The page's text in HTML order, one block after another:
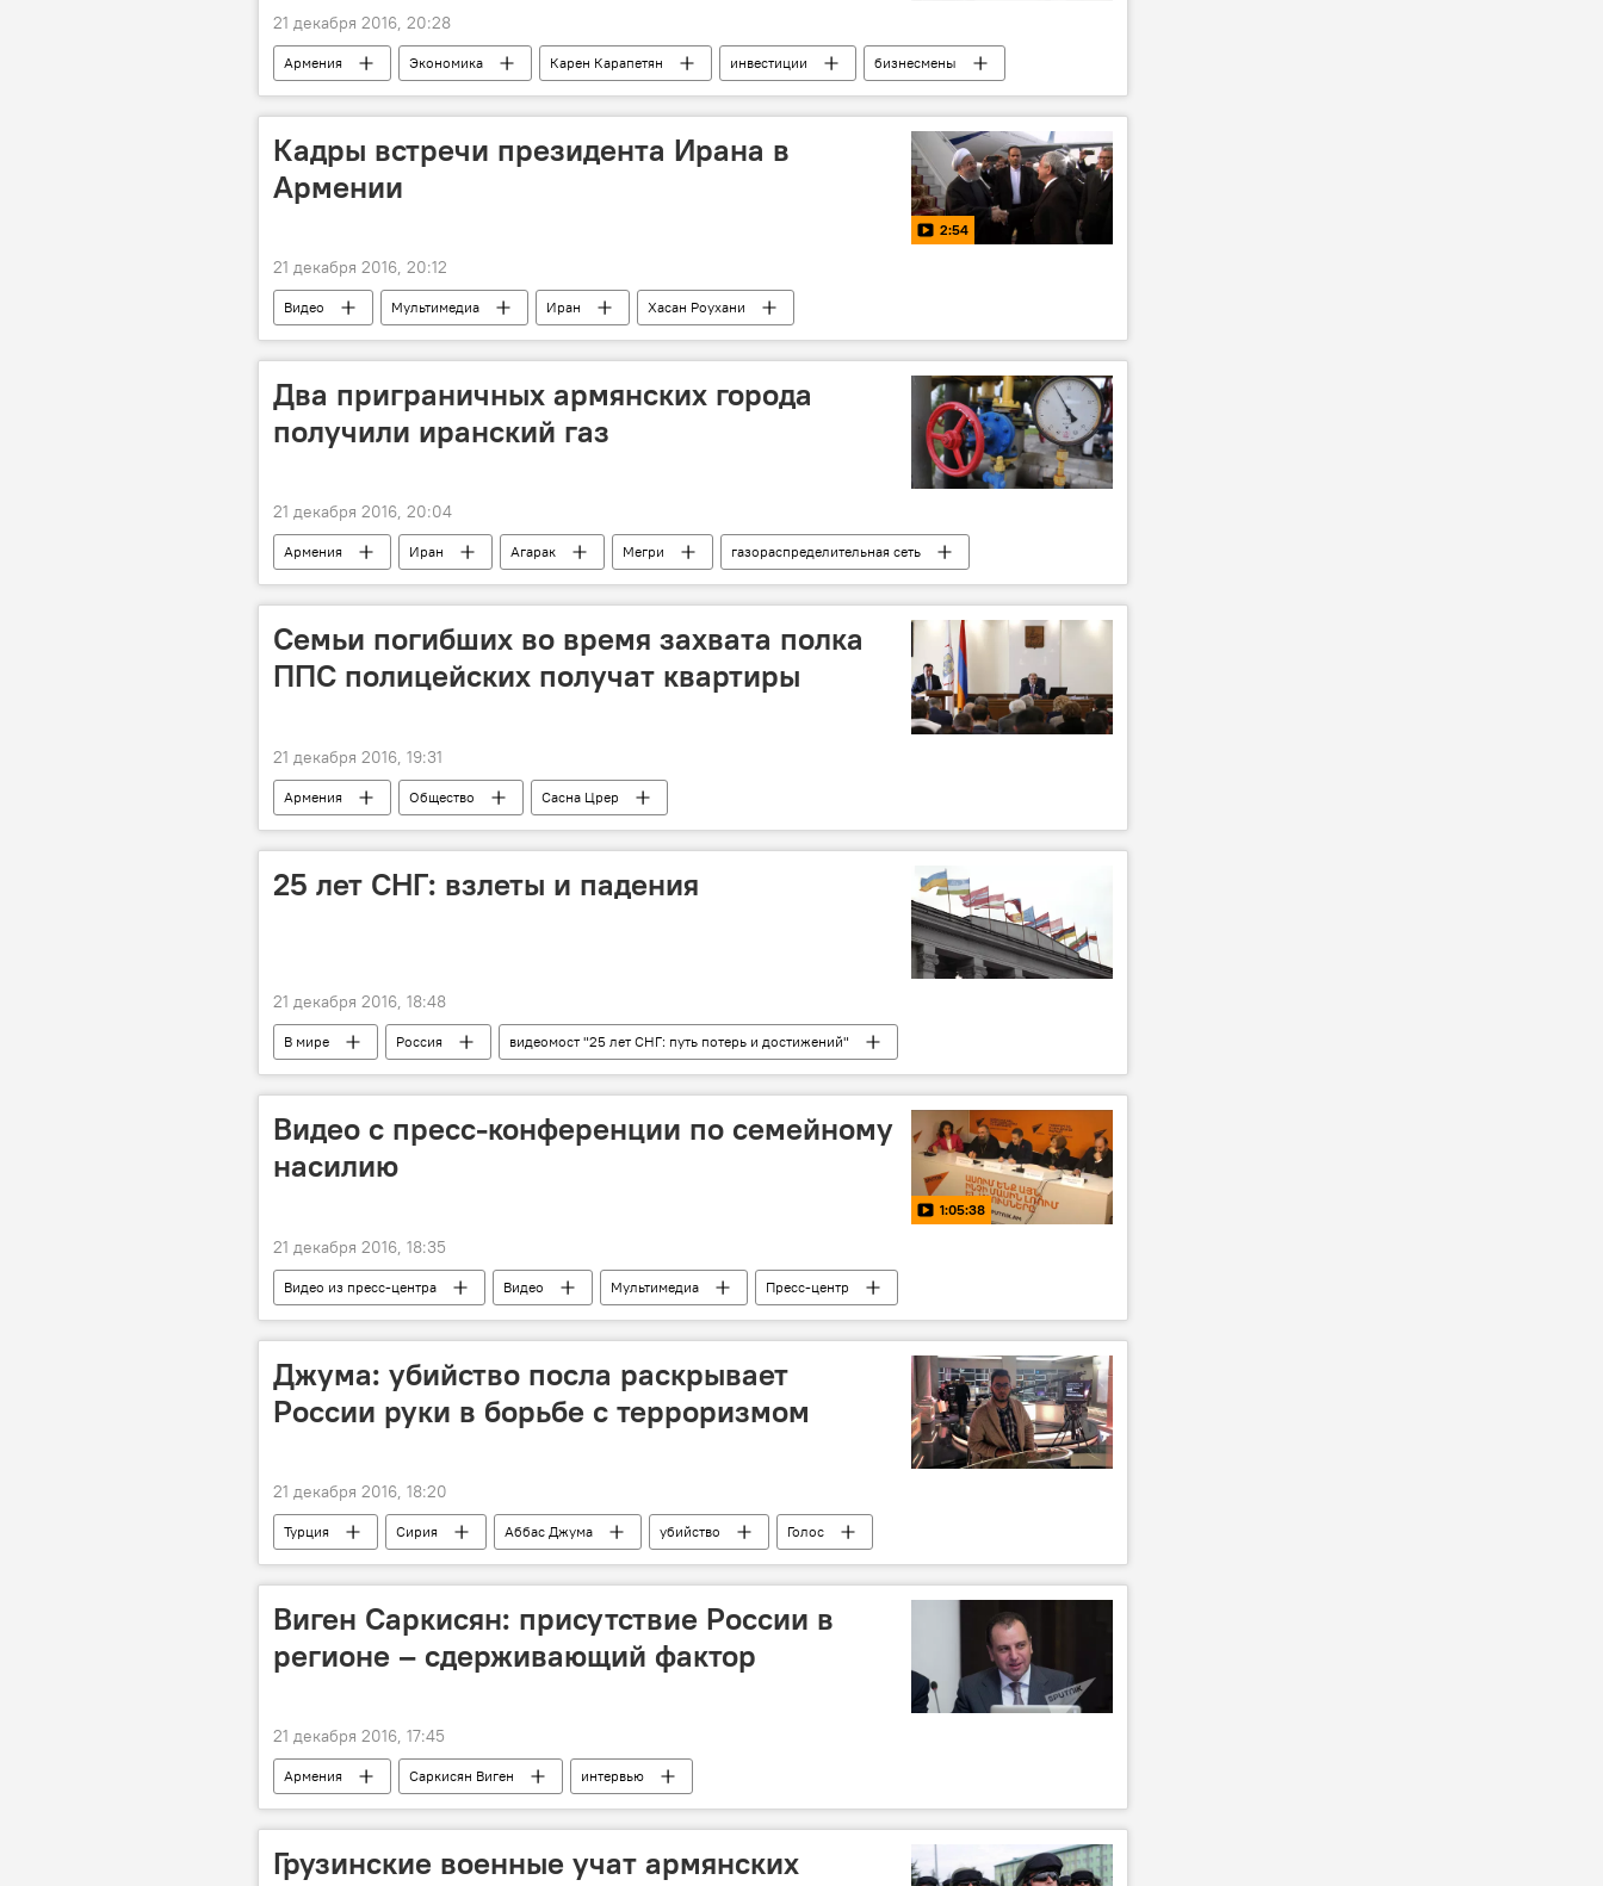
21 декабря 2016, 20:28
Армения Экономика Карен Карапетян инвестиции бизнесмены
Кадры встречи президента Ирана в
Армении
2:54
21 декабря 2016, 20:12
Видео Мультимедиа Иран Хасан Роухани
Два приграничных армянских города
получили иранский газ
21 декабря 2016, 20:04
Армения Иран Агарак Мегри газораспределительная сеть
Семьи погибших во время захвата полка
ППС полицейских получат квартиры
21 декабря 2016, 19:31
Армения Общество Сасна Црер
25 лет СНГ: взлеты и падения
21 декабря 2016, 18:48
В мире Россия видеомост "25 лет СНГ: путь потерь и достижений"
Видео с пресс-конференции по семейному
насилию
1:05:38
21 декабря 2016, 18:35
Видео из пресс-центра Видео Мультимедиа Пресс-центр
Джума: убийство посла раскрывает
России руки в борьбе с терроризмом
21 декабря 2016, 18:20
Турция Сирия Аббас Джума убийство Голос
Виген Саркисян: присутствие России в
регионе – сдерживающий фактор
21 декабря 2016, 17:45
Армения Саркисян Виген интервью
Грузинские военные учат армянских